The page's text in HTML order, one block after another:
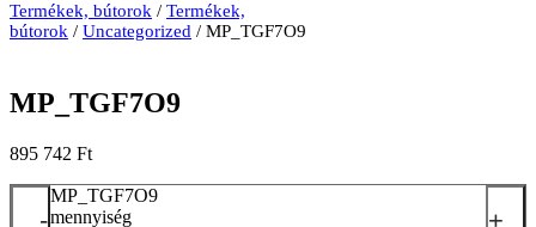
Termékek, bútorok / Termékek,
bútorok / Uncategorized / MP_TGF7O9
MP_TGF7O9
895 742 Ft
-
MP_TGF7O9
mennyiség
+